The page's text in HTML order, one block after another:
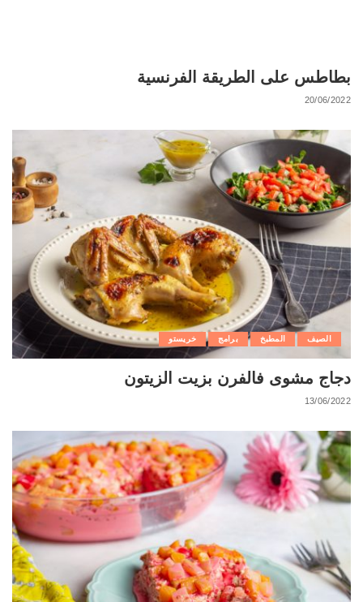
بطاطس على الطريقة الفرنسية
20/06/2022
الصيف المطبخ برامج خريستو
دجاج مشوى فالفرن بزيت الزيتون
13/06/2022